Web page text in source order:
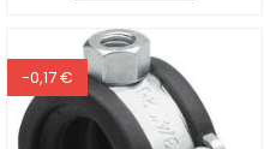
-0,17 €